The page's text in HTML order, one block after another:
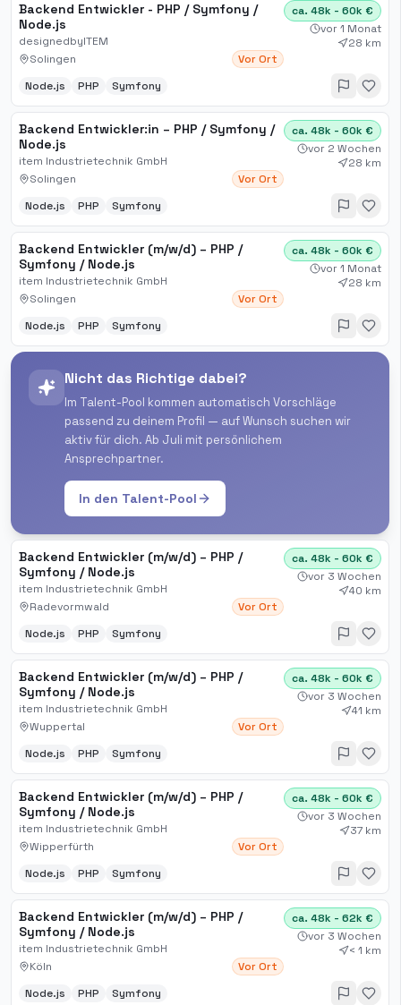
Backend Entwickler - PHP / Symfony /
Node.js
designedbyITEM
Solingen
Vor Ort
ca. 48k - 60k €
vor 1 Monat
28 km
Node.js PHP Symfony
Backend Entwickler:in – PHP / Symfony /
Node.js
item Industrietechnik GmbH
Solingen
Vor Ort
ca. 48k - 60k €
vor 2 Wochen
28 km
Node.js PHP Symfony
Backend Entwickler (m/w/d) – PHP /
Symfony / Node.js
item Industrietechnik GmbH
Solingen
Vor Ort
ca. 48k - 60k €
vor 1 Monat
28 km
Node.js PHP Symfony
Nicht das Richtige dabei?
Im Talent-Pool kommen automatisch Vorschläge
passend zu deinem Profil — auf Wunsch suchen wir
aktiv für dich. Ab Juli mit persönlichem
Ansprechpartner.
In den Talent-Pool
Backend Entwickler (m/w/d) – PHP /
Symfony / Node.js
item Industrietechnik GmbH
Radevormwald
Vor Ort
ca. 48k - 60k €
vor 3 Wochen
40 km
Node.js PHP Symfony
Backend Entwickler (m/w/d) – PHP /
Symfony / Node.js
item Industrietechnik GmbH
Wuppertal
Vor Ort
ca. 48k - 60k €
vor 3 Wochen
41 km
Node.js PHP Symfony
Backend Entwickler (m/w/d) – PHP /
Symfony / Node.js
item Industrietechnik GmbH
Wipperfürth
Vor Ort
ca. 48k - 60k €
vor 3 Wochen
37 km
Node.js PHP Symfony
Backend Entwickler (m/w/d) – PHP /
Symfony / Node.js
item Industrietechnik GmbH
Köln
Vor Ort
ca. 48k - 62k €
vor 3 Wochen
< 1 km
Node.js PHP Symfony